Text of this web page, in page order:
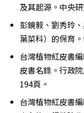
及其起源。中央
彭鏡毅、劉秀玲
葉菜科）的保育
台灣植物紅皮書
皮書名錄。行政
194頁。
台灣植物紅皮書